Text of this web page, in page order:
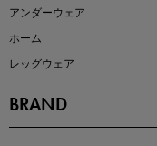
アンダーウェア
ホーム
レッグウェア
BRAND